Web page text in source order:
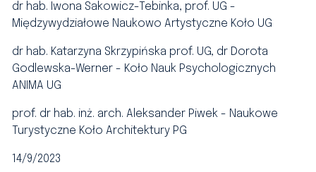
dr hab. Iwona Sakowicz-Tebinka, prof. UG -
Międzywydziałowe Naukowo Artystyczne Koło UG
dr hab. Katarzyna Skrzypińska prof. UG, dr Dorota
Godlewska-Werner - Koło Nauk Psychologicznych
ANIMA UG
prof. dr hab. inż. arch. Aleksander Piwek - Naukowe
Turystyczne Koło Architektury PG
14/9/2023